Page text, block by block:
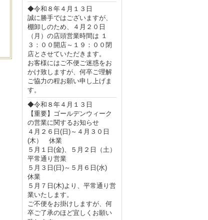
◆令和８年４月１３日
誠に勝手ではございますが、
棚卸しのため、４月２０日
（月）の店頭営業時間は １
３：００開店～１９：００閉
店とさせていただきます。
お客様にはご不便ご迷惑をお
かけ致しますが、何卒ご理解
ご協力の程お願い申し上げま
す。
◆令和８年４月１３日
【重要】ゴールデンウィーク
の営業に関するお知らせ
４月２６日(日)～４月３０日
(木） 休業
５月１日(金)、５月２日（土）
平常通り営業
５月３日(日)～５月６日(水)
休業
５月７日(木)より、平常通り営
業いたします。
ご不便をお掛けしますが、何
卒ご了承のほど宜しくお願い